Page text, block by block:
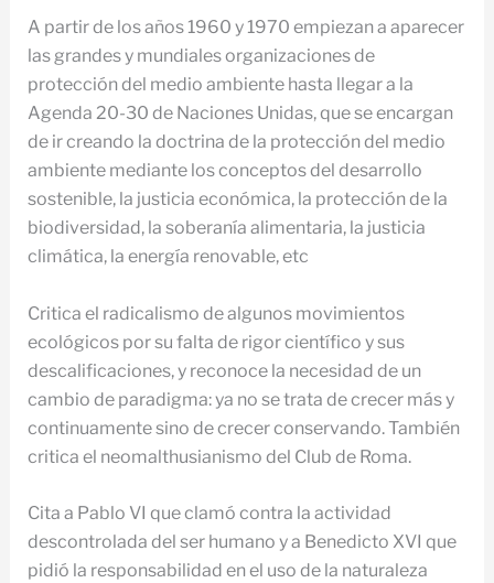
A partir de los años 1960 y 1970 empiezan a aparecer
las grandes y mundiales organizaciones de
protección del medio ambiente hasta llegar a la
Agenda 20-30 de Naciones Unidas, que se encargan
de ir creando la doctrina de la protección del medio
ambiente mediante los conceptos del desarrollo
sostenible, la justicia económica, la protección de la
biodiversidad, la soberanía alimentaria, la justicia
climática, la energía renovable, etc
Critica el radicalismo de algunos movimientos
ecológicos por su falta de rigor científico y sus
descalificaciones, y reconoce la necesidad de un
cambio de paradigma: ya no se trata de crecer más y
continuamente sino de crecer conservando. También
critica el neomalthusianismo del Club de Roma.
Cita a Pablo VI que clamó contra la actividad
descontrolada del ser humano y a Benedicto XVI que
pidió la responsabilidad en el uso de la naturaleza